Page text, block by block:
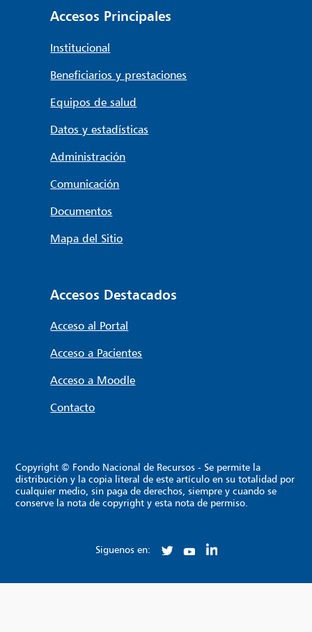
Accesos Principales
Institucional
Beneficiarios y prestaciones
Equipos de salud
Datos y estadísticas
Administración
Comunicación
Documentos
Mapa del Sitio
Accesos Destacados
Acceso al Portal
Acceso a Pacientes
Acceso a Moodle
Contacto
Copyright © Fondo Nacional de Recursos - Se permite la
distribución y la copia literal de este artículo en su totalidad por
cualquier medio, sin paga de derechos, siempre y cuando se
conserve la nota de copyright y esta nota de permiso.
Siguenos en: